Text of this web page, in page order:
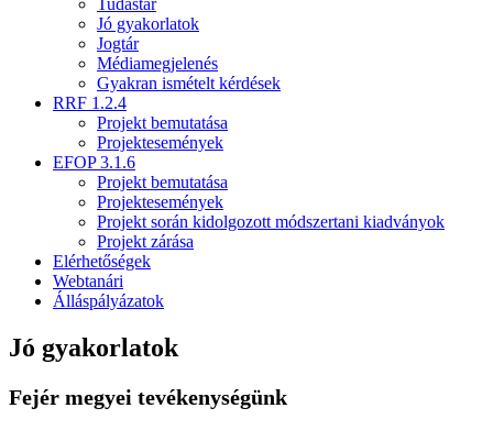
Tudástár
Jó gyakorlatok
Jogtár
Médiamegjelenés
Gyakran ismételt kérdések
RRF 1.2.4
Projekt bemutatása
Projektesemények
EFOP 3.1.6
Projekt bemutatása
Projektesemények
Projekt során kidolgozott módszertani kiadványok
Projekt zárása
Elérhetőségek
Webtanári
Álláspályázatok
Jó gyakorlatok
Fejér megyei tevékenységünk